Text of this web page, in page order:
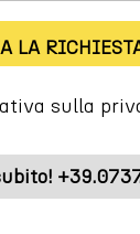
LA
sulla